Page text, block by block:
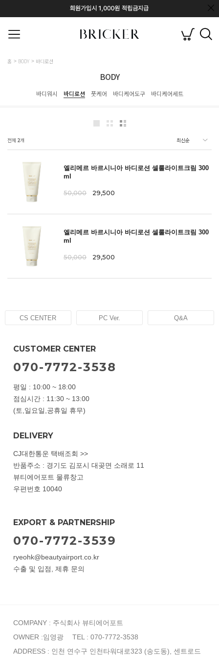
홈 BODY 바디로션
BODY
바디워시 바디로션 풋케어 바디케어도구 바디케어세트
전체 2개
엘리메르 바르시니아 바디로션 셀룰라이트크림 300
ml
50,000 29,500
엘리메르 바르시니아 바디로션 셀룰라이트크림 300
ml
50,000 29,500
CS CENTER PC Ver. Q&A
CUSTOMER CENTER
070-7772-3538
평일 : 10:00 ~ 18:00
점심시간 : 11:30 ~ 13:00
(토,일요일,공휴일 휴무)
DELIVERY
CJ대한통운 택배조회 >>
반품주소 : 경기도 김포시 대곶면 소래로 11
뷰티에어포트 물류창고
우편번호 10040
EXPORT & PARTNERSHIP
070-7772-3539
ryeohk@beautyairport.co.kr
수출 및 입점, 제휴 문의
COMPANY : 주식회사 뷰티에어포트
OWNER :임영광
TEL : 070-7772-3538
ADDRESS : 인천 연수구 인천타워대로323 (송도동), 센트로드